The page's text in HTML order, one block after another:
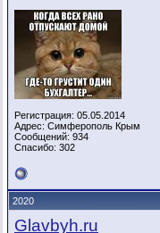
Регистрация: 05.05.2014
Адрес: Симферополь Крым
Сообщений: 934
Спасибо: 302
2020
Glavbyh.ru